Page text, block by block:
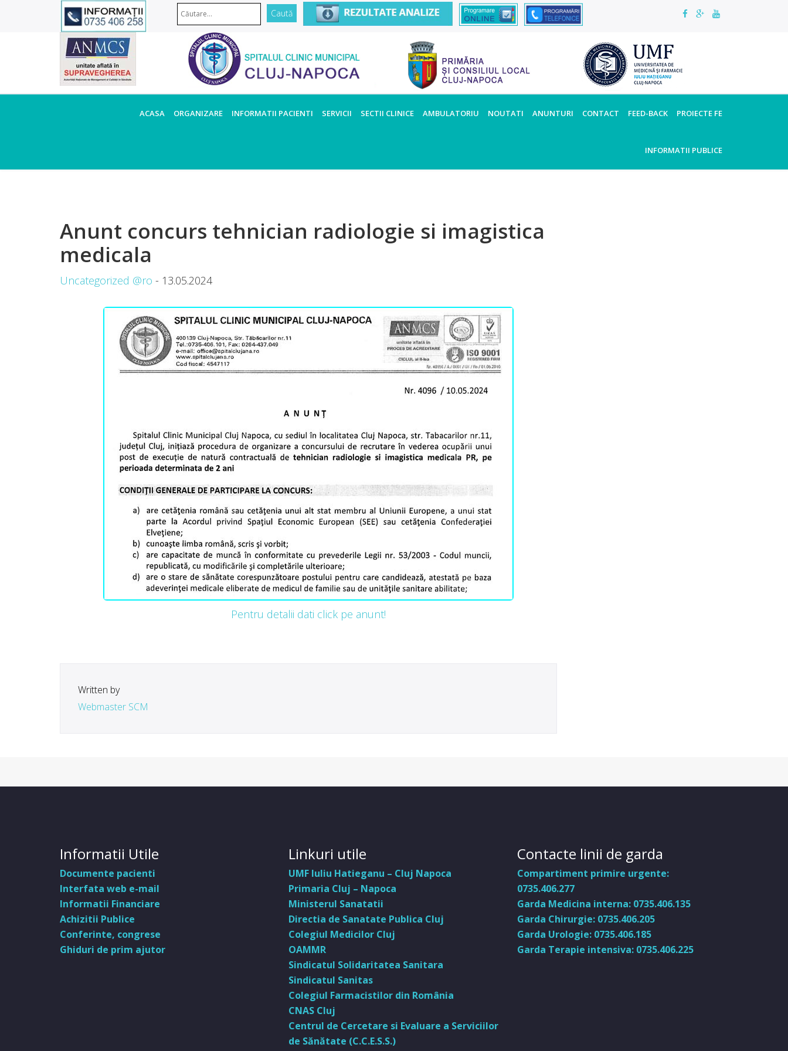
ACASA ORGANIZARE INFORMATII PACIENTI SERVICII SECTII CLINICE AMBULATORIU NOUTATI ANUNTURI CONTACT FEED-BACK PROIECTE FE
INFORMATII PUBLICE
Anunt concurs tehnician radiologie si imagistica
medicala
Uncategorized @ro - 13.05.2024
Pentru detalii dati click pe anunt!
Written by
Webmaster SCM
Informatii Utile
Documente pacienti
Interfata web e-mail
Informatii Financiare
Achizitii Publice
Conferinte, congrese
Ghiduri de prim ajutor
Linkuri utile
UMF Iuliu Hatieganu – Cluj Napoca
Primaria Cluj – Napoca
Ministerul Sanatatii
Directia de Sanatate Publica Cluj
Colegiul Medicilor Cluj
OAMMR
Sindicatul Solidaritatea Sanitara
Sindicatul Sanitas
Colegiul Farmacistilor din România
CNAS Cluj
Centrul de Cercetare si Evaluare a Serviciilor
de Sănătate (C.C.E.S.S.)
Contacte linii de garda
Compartiment primire urgente:
0735.406.277
Garda Medicina interna: 0735.406.135
Garda Chirurgie: 0735.406.205
Garda Urologie: 0735.406.185
Garda Terapie intensiva: 0735.406.225